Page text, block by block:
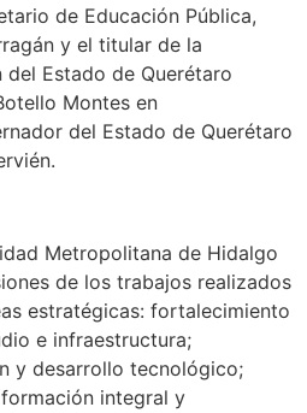
de Educación Pública,
y el titular de la
Estado de Querétaro
Montes en
del Estado de Querétaro
Metropolitana de Hidalgo
de los trabajos realizados
estratégicas: fortalecimiento
e infraestructura;
y desarrollo tecnológico;
integral y